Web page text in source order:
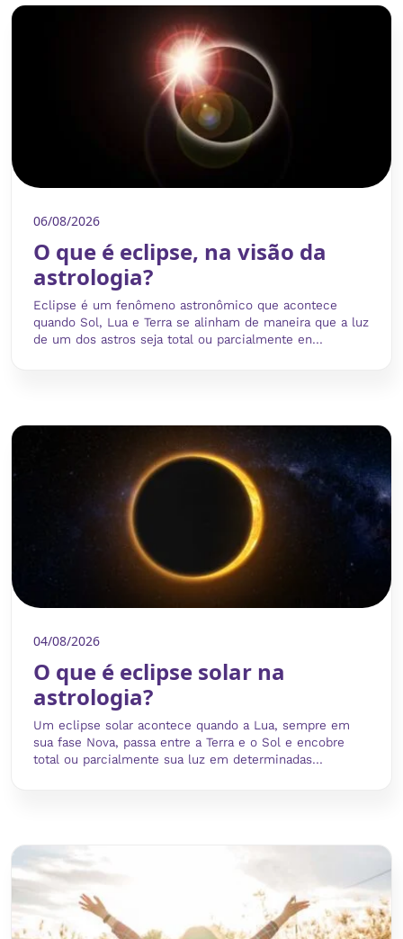
06/08/2026
O que é eclipse, na visão da
astrologia?
Eclipse é um fenômeno astronômico que acontece
quando Sol, Lua e Terra se alinham de maneira que a luz
de um dos astros seja total ou parcialmente en...
04/08/2026
O que é eclipse solar na
astrologia?
Um eclipse solar acontece quando a Lua, sempre em
sua fase Nova, passa entre a Terra e o Sol e encobre
total ou parcialmente sua luz em determinadas...